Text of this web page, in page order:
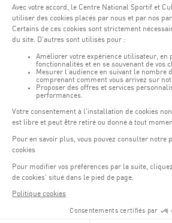
COQUE • 2, rue Léon Hengen,
Öffentliche Verkehrsmittel: Tram
Parkplätze
Parking Coque: Kostenpflichtig -3
Parken für Coque Kunden
An Veranstaltungstagen in der Coque stehen nur
Verfügung. Bitte nutzen Sie nach Möglichkeit die
(2)Erasme (150m) : Kostenpflichtig.
(3)Konrad Adenauer (1 km) :
(4)Place de l'Europe (1.1 km) :